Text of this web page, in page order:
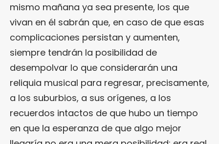
mismo mañana ya sea presente, los que
vivan en él sabrán que, en caso de que esas
complicaciones persistan y aumenten,
siempre tendrán la posibilidad de
desempolvar lo que considerarán una
reliquia musical para regresar, precisamente,
a los suburbios, a sus orígenes, a los
recuerdos intactos de que hubo un tiempo
en que la esperanza de que algo mejor